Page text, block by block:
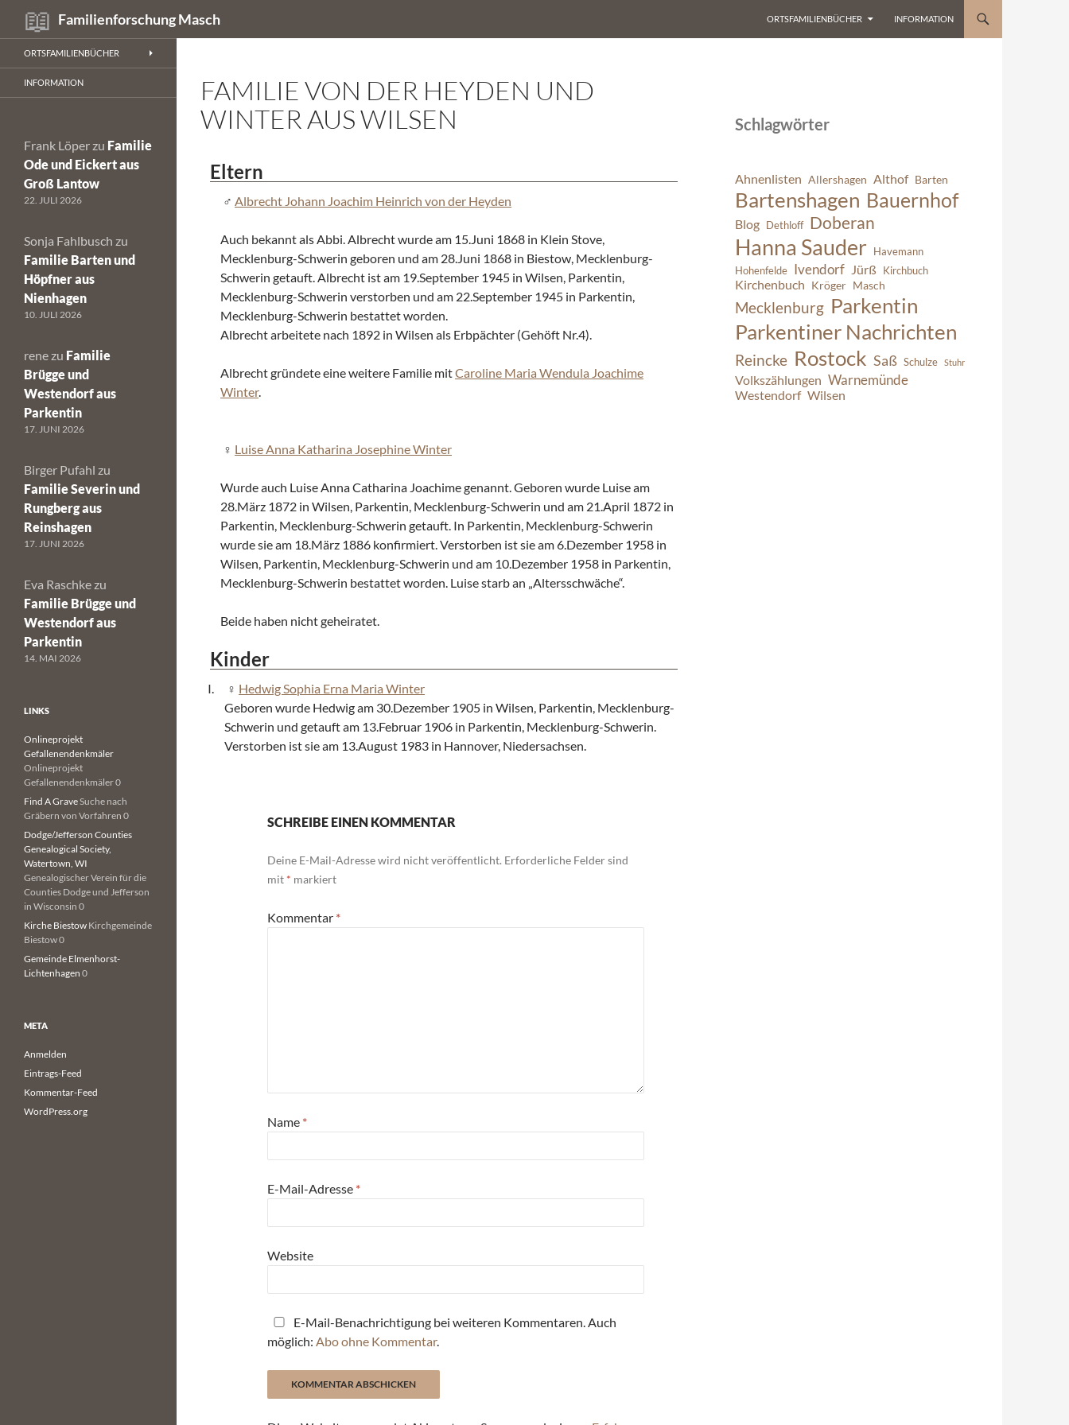
Inhalt
springen
Familienforschung Masch
Suchen
ORTSFAMILIENBÜCHER INFORMATION
FAMILIE VON DER HEYDEN UND
WINTER AUS WILSEN
Eltern
Albrecht Johann Joachim Heinrich von der Heyden
Auch bekannt als Abbi. Albrecht wurde am 15.Juni 1868 in Klein Stove,
Mecklenburg-Schwerin geboren und am 28.Juni 1868 in Biestow, Mecklenburg-
Schwerin getauft. Albrecht ist am 19.September 1945 in Wilsen, Parkentin,
Mecklenburg-Schwerin verstorben und am 22.September 1945 in Parkentin,
Mecklenburg-Schwerin bestattet worden.
Albrecht arbeitete nach 1892 in Wilsen als Erbpächter (Gehöft Nr.4).
Albrecht gründete eine weitere Familie mitCaroline Maria Wendula Joachime
Winter.
Luise Anna Katharina Josephine Winter
Wurde auch Luise Anna Catharina Joachime genannt. Geboren wurde Luise am
28.März 1872 in Wilsen, Parkentin, Mecklenburg-Schwerin und am 21.April 1872 in
Parkentin, Mecklenburg-Schwerin getauft. In Parkentin, Mecklenburg-Schwerin
wurde sie am 18.März 1886 konfirmiert. Verstorben ist sie am 6.Dezember 1958 in
Wilsen, Parkentin, Mecklenburg-Schwerin und am 10.Dezember 1958 in Parkentin,
Mecklenburg-Schwerin bestattet worden. Luise starb an „Altersschwäche“.
Beide haben nicht geheiratet.
Kinder
Hedwig Sophia Erna Maria Winter
Geboren wurde Hedwig am 30.Dezember 1905 in Wilsen, Parkentin, Mecklenburg-
Schwerin und getauft am 13.Februar 1906 in Parkentin, Mecklenburg-Schwerin.
Verstorben ist sie am 13.August 1983 in Hannover, Niedersachsen.
SCHREIBE EINEN KOMMENTAR
Deine E-Mail-Adresse wird nicht veröffentlicht. Erforderliche Felder sind
mit * markiert
Kommentar *
Name *
E-Mail-Adresse *
Website
E-Mail-Benachrichtigung bei weiteren Kommentaren. Auch
möglich: Abo ohne Kommentar.
Schlagwörter
Ahnenlisten Allershagen Althof Barten
Bartenshagen Bauernhof
Blog Dethloff Doberan
Hanna Sauder
Havemann
Hohenfelde Ivendorf Jürß Kirchbuch
Kirchenbuch Kröger Masch
Mecklenburg Parkentin
Parkentiner Nachrichten
Reincke Rostock Saß Schulze Stuhr
Volkszählungen Warnemünde
Westendorf Wilsen
ORTSFAMILIENBÜCHER
INFORMATION
Frank Löper zu Familie
Ode und Eickert aus
Groß Lantow
22. JULI 2026
Sonja Fahlbusch zu
Familie Barten und
Höpfner aus
Nienhagen
10. JULI 2026
rene zu Familie
Brügge und
Westendorf aus
Parkentin
17. JUNI 2026
Birger Pufahl zu
Familie Severin und
Rungberg aus
Reinshagen
17. JUNI 2026
Eva Raschke zu
Familie Brügge und
Westendorf aus
Parkentin
14. MAI 2026
LINKS
Onlineprojekt
Gefallenendenkmäler
Onlineprojekt
Gefallenendenkmäler 0
Find A GraveSuche nach
Gräbern von Vorfahren 0
Dodge/Jefferson Counties
Genealogical Society,
Watertown, WI
Genealogischer Verein für die
Counties Dodge und Jefferson
in Wisconsin 0
Kirche Biestow Kirchgemeinde
Biestow 0
Gemeinde Elmenhorst-
Lichtenhagen 0
META
Anmelden
Eintrags-Feed
Kommentar-Feed
WordPress.org